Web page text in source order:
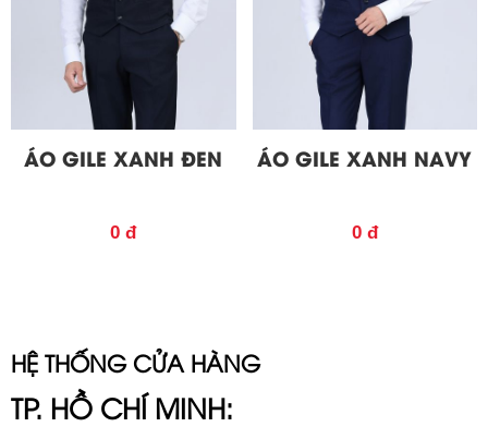
ÁO GILE XANH ĐEN
0 đ
ÁO GILE XANH NAVY
0 đ
HỆ THỐNG CỬA HÀNG
TP. HỒ CHÍ MINH: